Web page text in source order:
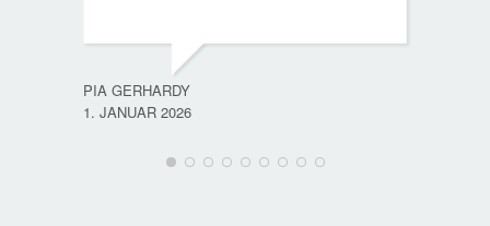
PIA GERHARDY
1. JANUAR 2026